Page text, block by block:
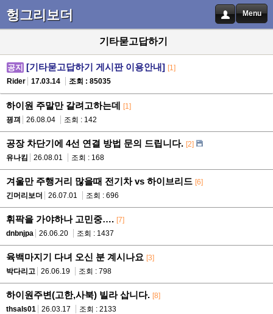
헝그리보더 Menu
기타묻고답하기
공지 [기타묻고답하기 게시판 이용안내] [1]
Rider
17.03.14 조회 : 85035
하이원 주말만 갈려고하는데 [1]
끵끠
26.08.04 조회 : 142
공장 차단기에 4선 연결 방법 문의 드립니다. [2]
유나킴
26.08.01 조회 : 168
겨울만 주행거리 많을때 전기차 vs 하이브리드 [6]
긴머리보더
26.07.01 조회 : 696
휘팍을 가야하나 고민중…. [7]
dnbnjpa
26.06.20 조회 : 1437
육백마지기 다녀 오신 분 계시나요 [3]
박다리고
26.06.19 조회 : 798
하이원주변(고한,사북) 빌라 삽니다. [8]
thsals01
26.03.17 조회 : 2133